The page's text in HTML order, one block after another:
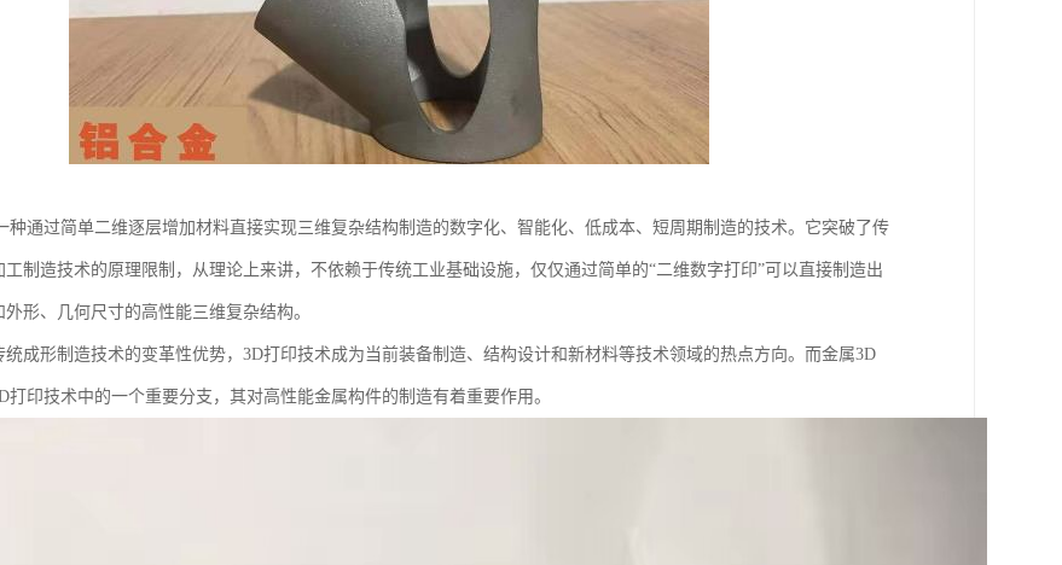
种通过简单二维逐层增加材料直接实现三维复杂结构制造的数字化、智能化、低成本、短周期制造的技术。它突破了传
工制造技术的原理限制，从理论上来讲，不依赖于传统工业基础设施，仅仅通过简单的“二维数字打印”可以直接制造出
形、几何尺寸的高性能三维复杂结构。
统成形制造技术的变革性优势，3D打印技术成为当前装备制造、结构设计和新材料等技术领域的热点方向。而金属3D
打印技术中的一个重要分支，其对高性能金属构件的制造有着重要作用。